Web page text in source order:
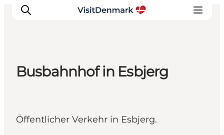
Erlebnisse
Busbahnhof in Esbjerg
Öffentlicher Verkehr in Esbjerg.